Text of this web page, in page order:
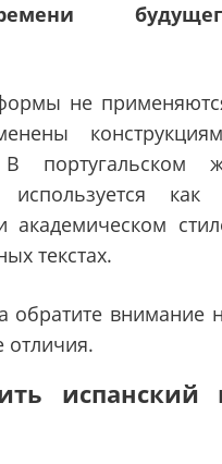
не
португальском
как
академическом
текстах.
обратите внимание
отличия.
испанский